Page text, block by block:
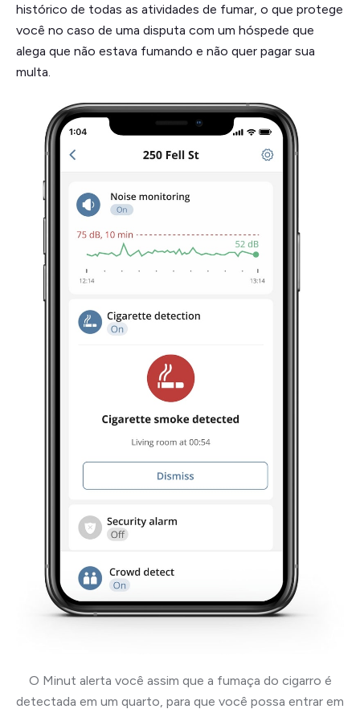
histórico de todas as atividades de fumar, o que protege
você no caso de uma disputa com um hóspede que
alega que não estava fumando e não quer pagar sua
multa.
O Minut alerta você assim que a fumaça do cigarro é
detectada em um quarto, para que você possa entrar em